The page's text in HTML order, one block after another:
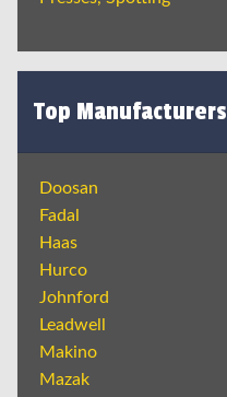
Top Manufacturers
Doosan
Fadal
Haas
Hurco
Johnford
Leadwell
Makino
Mazak